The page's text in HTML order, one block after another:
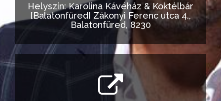
Helyszín: Karolina Kávéház & Koktélbár
[Balatonfüred] Zákonyi Ferenc utca 4.,
Balatonfüred, 8230